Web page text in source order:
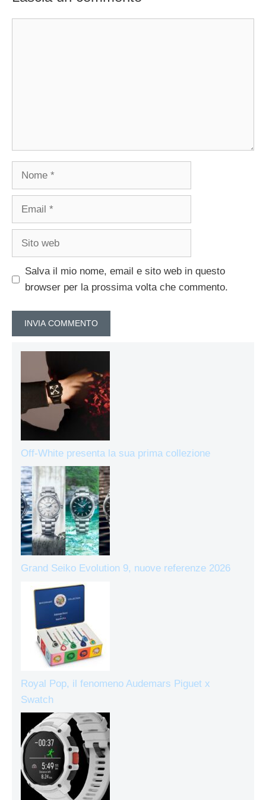
Nome
Email
Sito
Salva il mio nome, email e sito web in questo
browser per la prossima volta che commento.
Off-White presenta la sua prima collezione
Grand Seiko Evolution 9, nuove referenze 2026
Royal Pop, il fenomeno Audemars Piguet x
Swatch